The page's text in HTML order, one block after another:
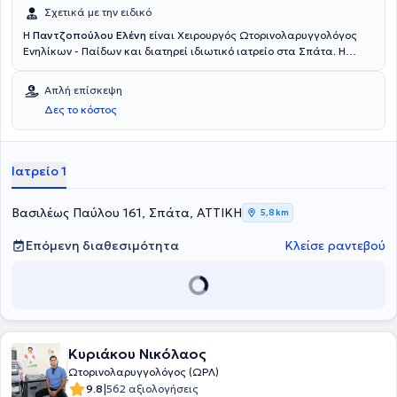
Σχετικά με την ειδικό
Η Παντζοπούλου Ελένη είναι Χειρουργός Ωτορινολαρυγγολόγος
Ενηλίκων - Παίδων και διατηρεί ιδιωτικό ιατρείο στα Σπάτα. Η
Ωτορινολαρυγγολογία, στην Αλλεργιολογία, καθώς και στην
Επεμβατική Ωτορινολαρυγγολογία. Επίσης, η κα. Παντζοπούλου
διαθέτει ιδιαίτερη εμπειρία σε παθήσεις όπως, τα ακουστικά
τραύματα, η βαρηκοΐα εκ θορύβου, η ρινίτιδα και σε εξειδικευμένες
γιατρός είναι μέλος του Ιατρικού Συλλόγου Αθηνών.
Απλή επίσκεψη
Δες το κόστος
Ιατρείο 1
Βασιλέως Παύλου 161, Σπάτα, ΑΤΤΙΚΗ 5,8 km
Επόμενη διαθεσιμότητα Κλείσε ραντεβού
Κυριάκου Νικόλαος
Ωτορινολαρυγγολόγος (ΩΡΛ)
9.8|562 αξιολογήσεις